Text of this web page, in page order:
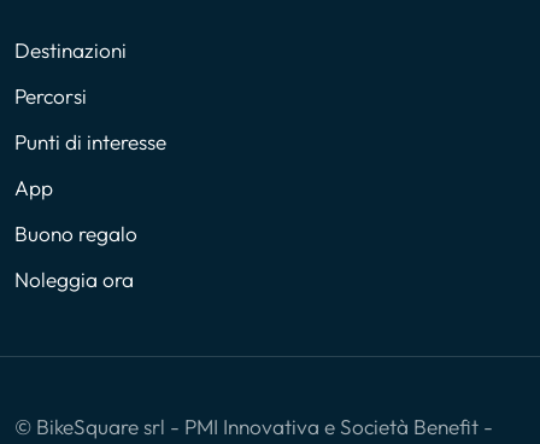
Destinazioni
Percorsi
Punti di interesse
App
Buono regalo
Noleggia ora
© BikeSquare srl - PMI Innovativa e Società Benefit -